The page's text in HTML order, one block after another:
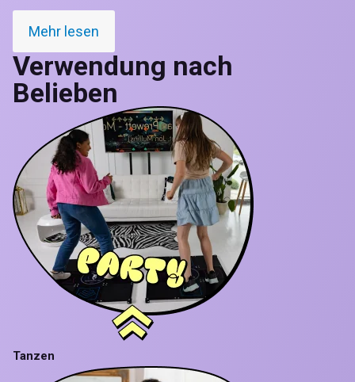
Mehr lesen
Verwendung nach
Belieben
Tanzen